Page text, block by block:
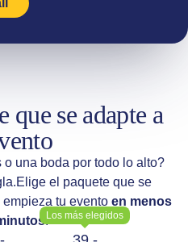
que se adapte a
una boda por todo lo alto?
Elige el paquete que se
tu evento en menos
!Los más elegidos